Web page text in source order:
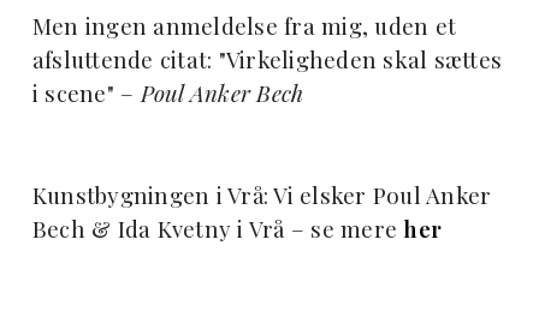
Men ingen anmeldelse fra mig, uden et
afsluttende citat: "Virkeligheden skal sættes
i scene" – Poul Anker Bech
Kunstbygningen i Vrå: Vi elsker Poul Anker
Bech & Ida Kvetny i Vrå – se mereher